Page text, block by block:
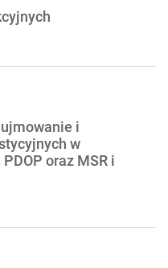
i
w
oraz MSR i